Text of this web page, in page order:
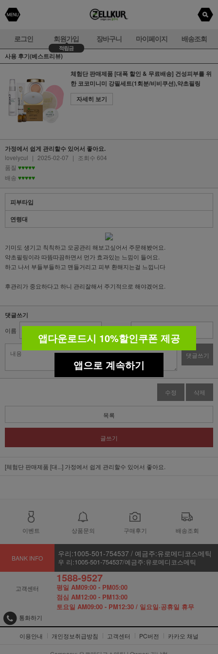
로그인 회원가입
적립금
장바구니 마이페이지 배송조회
사용 후기(베스트리뷰)
체험단 판매제품 [대폭 할인 & 무료배송] 건성피부를 위
한 코코미니미 강필세트(1회분/비비쿠션),약초필링
자세히 보기
가정에서 쉽게 관리할수 있어서 좋아요.
lovelycul | 2025-02-07 | 조회수 604
품질 ♥♥♥♥♥
배송 ♥♥♥♥♥
피부타입
연령대
기미도 생기고 칙칙하고 모공관리 해보고싶어서 주문해봤어요.
약초필링이라 따뜸따끔하면서 먼가 효과있는 느낌이 들어요.
하고 나서 부들부들하고 맨들거리고 피부 환해지는걸 느낍니다
후관리가 중요하다고 하니 관리잘해서 주기적으로 해야겠어요.
댓글쓰기
이름
댓글쓰기
수정 삭제
목록
글쓰기
[체험단 판매제품 [대...] 가정에서 쉽게 관리할수 있어서 좋아요.
이벤트 상품문의 구매후기 배송조회
BANK INFO 우리:1005-501-754537 / 예금주:유로메디코스메틱
우 리:1005-501-754537/예금주:유로메디코스메틱
고객센터
1588-9527
평일 AM09:00 - PM05:00
점심 AM12:00 - PM13:00
토요일 AM09:00 - PM12:30 / 일요일·공휴일 휴무
통화하기
이용안내 개인정보취급방침 고객센터 PC버전 카카오 채널
앱다운로드시 10%할인쿠폰 제공
앱으로 계속하기